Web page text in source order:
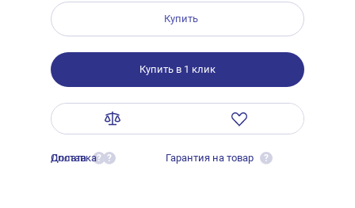
Купить
Купить в 1 клик
Оплата ?
Доставка ? Гарантия на товар ?